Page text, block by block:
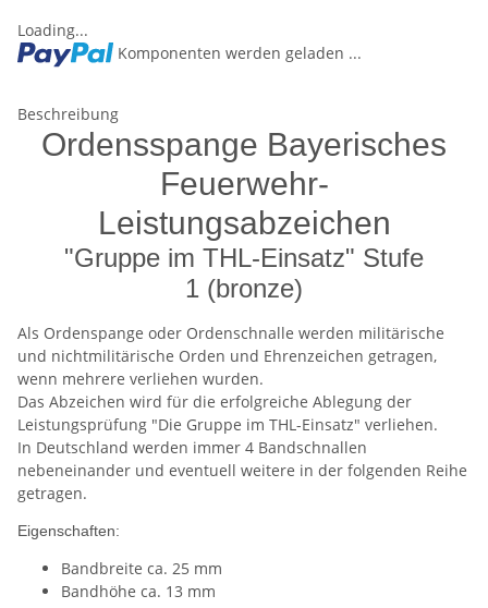
Loading...
Komponenten werden geladen ...
Beschreibung
Ordensspange Bayerisches
Feuerwehr-
Leistungsabzeichen
"Gruppe im THL-Einsatz" Stufe
1 (bronze)
Als Ordenspange oder Ordenschnalle werden militärische
und nichtmilitärische Orden und Ehrenzeichen getragen,
wenn mehrere verliehen wurden.
Das Abzeichen wird für die erfolgreiche Ablegung der
Leistungsprüfung "Die Gruppe im THL-Einsatz" verliehen.
In Deutschland werden immer 4 Bandschnallen
nebeneinander und eventuell weitere in der folgenden Reihe
getragen.
Eigenschaften:
Bandbreite ca. 25 mm
Bandhöhe ca. 13 mm